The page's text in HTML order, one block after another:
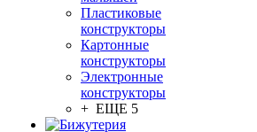
Пластиковые
конструкторы
Картонные
конструкторы
Электронные
конструкторы
+ ЕЩЕ 5